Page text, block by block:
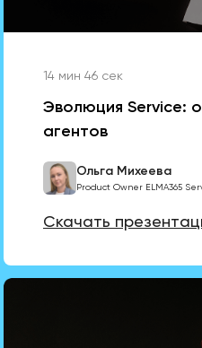
14 мин 46 сек
Эволюция Service:
агентов
Ольга Михеева
Product Owner ELMA365
Скачать